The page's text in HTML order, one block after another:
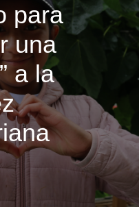
para
una
a la